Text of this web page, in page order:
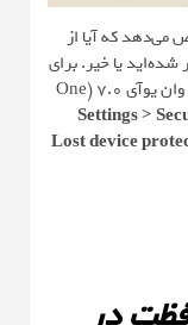
که آیا از
یا خیر. برای
فعال‌سازی در گوشی‌های سامسونگ با رابط کاربری وان یو‌آی ۷.۰ (One
Settings >
Lost device